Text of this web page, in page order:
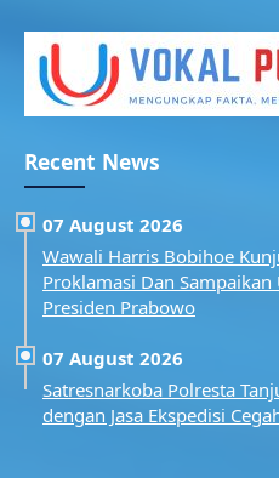
Recent News
07 August 2026
Wawali Harris Bobihoe
Proklamasi Dan
Presiden Prabowo
07 August 2026
Satresnarkoba Polresta
dengan Jasa Ekspedisi